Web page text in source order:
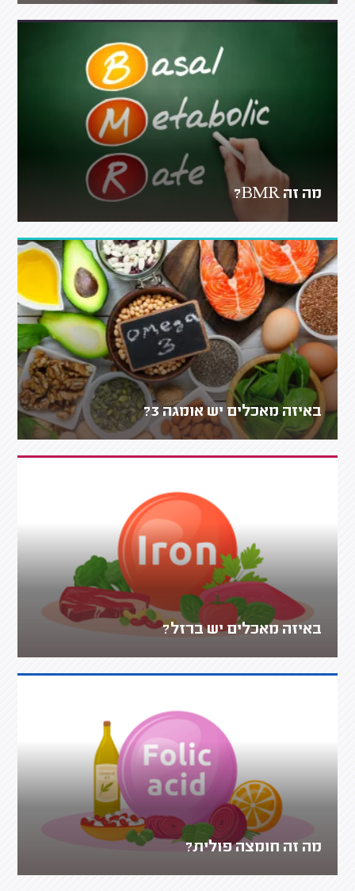
מה זה BMR?
באיזה מאכלים יש אומגה 3?
באיזה מאכלים יש ברזל?
מה זה חומצה פולית?